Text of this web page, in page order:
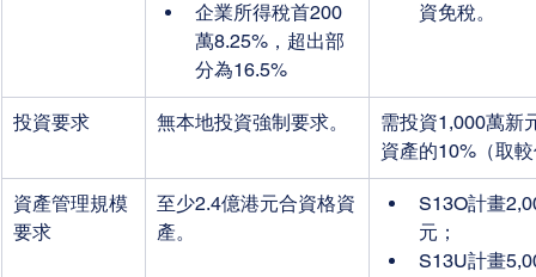
企業所得稅首200
萬8.25%，超出部
分為16.5%
資免稅。
投資要求 無本地投資強制要求。
需投資1,000萬新
資產的10%（取
資產管理規模
要求
至少2.4億港元合資格資
產。
S13O計畫
元；
S13U計畫